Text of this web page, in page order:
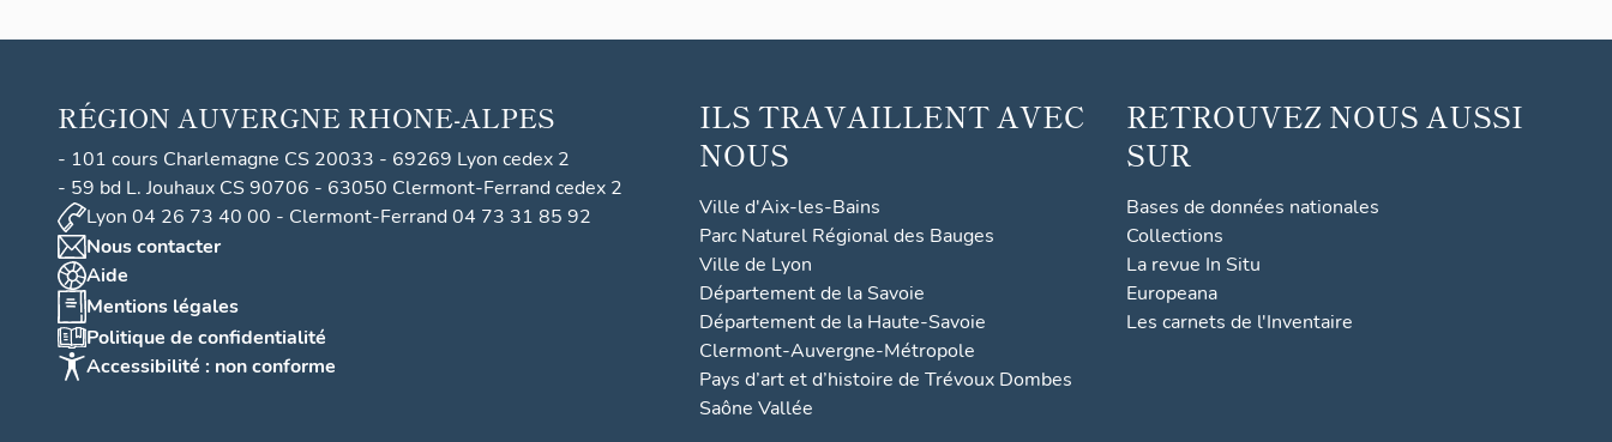
RÉGION AUVERGNE RHONE-ALPES
- 101 cours Charlemagne CS 20033 - 69269 Lyon cedex 2
- 59 bd L. Jouhaux CS 90706 - 63050 Clermont-Ferrand cedex 2
Lyon 04 26 73 40 00 - Clermont-Ferrand 04 73 31 85 92
Nous contacter
Aide
Mentions légales
Politique de confidentialité
Accessibilité : non conforme
ILS TRAVAILLENT AVEC
NOUS
Ville d'Aix-les-Bains
Parc Naturel Régional des Bauges
Ville de Lyon
Département de la Savoie
Département de la Haute-Savoie
Clermont-Auvergne-Métropole
Pays d’art et d’histoire de Trévoux Dombes
Saône Vallée
RETROUVEZ NOUS AUSSI
SUR
Bases de données nationales
Collections
La revue In Situ
Europeana
Les carnets de l'Inventaire